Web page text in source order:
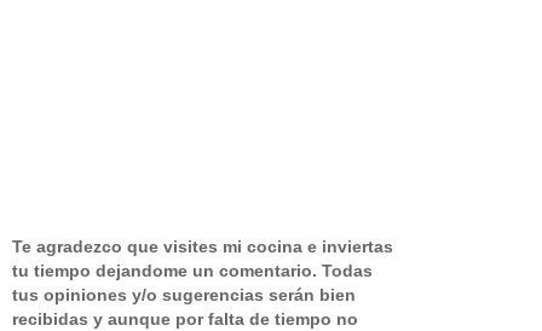
Te agradezco que visites mi cocina e inviertas
tu tiempo dejandome un comentario. Todas
tus opiniones y/o sugerencias serán bien
recibidas y aunque por falta de tiempo no